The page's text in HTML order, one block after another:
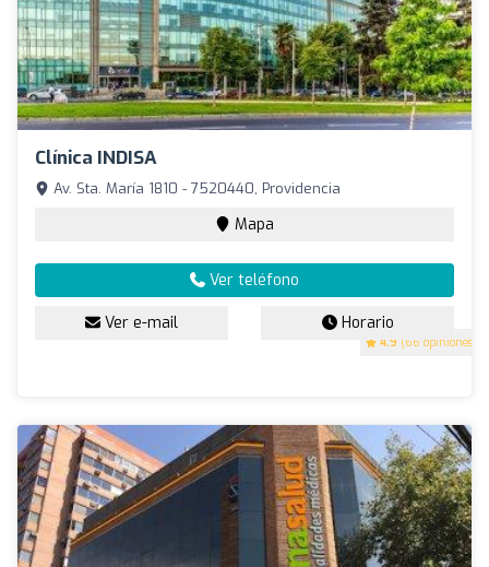
Clínica INDISA
4.9 (66 opiniones)
Av. Sta. María 1810 - 7520440, Providencia
Mapa
Ver teléfono
Ver e-mail Horario